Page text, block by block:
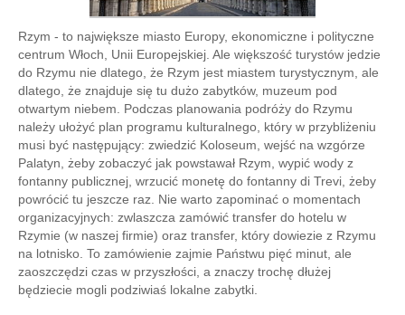
Rzym - to największe miasto Europy, ekonomiczne i polityczne
centrum Włoch, Unii Europejskiej. Ale większość turystów jedzie
do Rzymu nie dlatego, że Rzym jest miastem turystycznym, ale
dlatego, że znajduje się tu dużo zabytków, muzeum pod
otwartym niebem. Podczas planowania podróży do Rzymu
należy ułożyć plan programu kulturalnego, który w przybliżeniu
musi być następujący: zwiedzić Koloseum, wejść na wzgórze
Palatyn, żeby zobaczyć jak powstawał Rzym, wypić wody z
fontanny publicznej, wrzucić monetę do fontanny di Trevi, żeby
powrócić tu jeszcze raz. Nie warto zapominać o momentach
organizacyjnych: zwlaszcza zamówić transfer do hotelu w
Rzymie (w naszej firmie) oraz transfer, który dowiezie z Rzymu
na lotnisko. To zamówienie zajmie Państwu pięć minut, ale
zaoszczędzi czas w przyszłości, a znaczy trochę dłużej
będziecie mogli podziwiaś lokalne zabytki.